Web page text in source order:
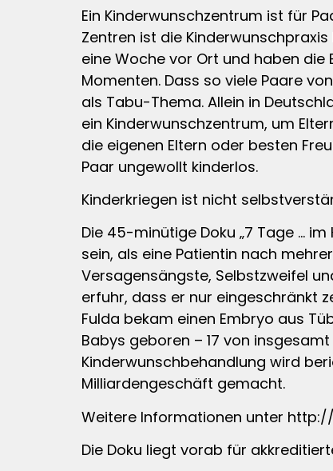
Ein Kinderwunschzentrum ist für
Zentren ist die Kinderwunschpraxis
eine Woche vor Ort und haben
Momenten. Dass so viele Paare
als Tabu-Thema. Allein in
ein Kinderwunschzentrum, um
die eigenen Eltern oder besten
Paar ungewollt kinderlos.
Kinderkriegen ist nicht
Die 45-minütige Doku „7 Tage …
sein, als eine Patientin nach
Versagensängste, Selbstzweifel
erfuhr, dass er nur eingeschränkt
Fulda bekam einen Embryo aus
Babys geboren – 17 von
Kinderwunschbehandlung wird
Milliardengeschäft gemacht.
Weitere Informationen unter
Die Doku liegt vorab für